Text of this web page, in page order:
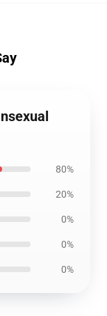
80%
20%
0%
0%
0%